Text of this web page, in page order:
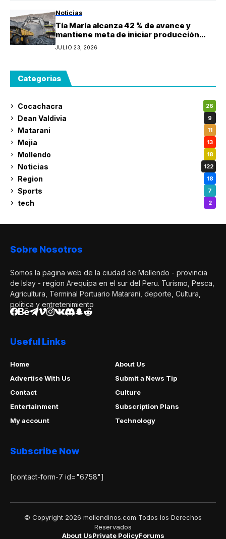
Noticias
Tía María alcanza 42 % de avance y
mantiene meta de iniciar producción
durante 2027
JULIO 23, 2026
Categorias
Cocachacra 26
Dean Valdivia 9
Matarani 11
Mejia 13
Mollendo 18
Noticias 122
Region 18
Sports 7
tech 2
Sobre Nosotros
Somos la pagina web de la ciudad de Mollendo - provincia
de Islay - region Arequipa en el sur del Peru. Turismo, Pesca,
Agricultura, Terminal Portuario Matarani, deporte, Cultura,
politica y entretenimiento
Useful Links
Home
About Us
Advertise With Us
Submit a News Tip
Contact
Culture
Entertainment
Subscription Plans
My account
Technology
Subscribe Now
[contact-form-7 id="6758"]
© Copyright 2026 mollendinos.com Todos los Derechos
Reservados
About UsPrivate PolicyForums